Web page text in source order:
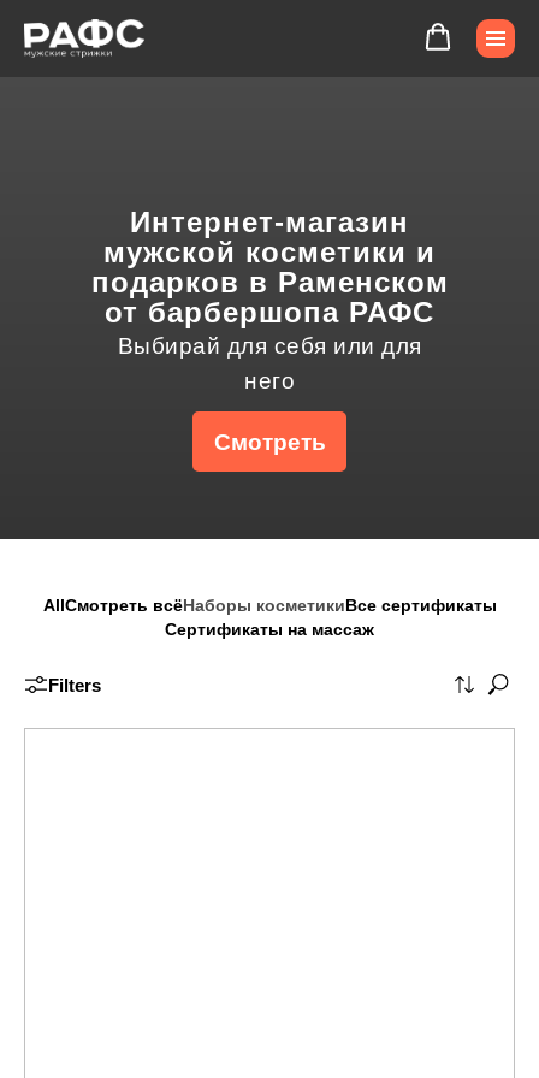
Интернет-магазин
мужской косметики и
подарков в Раменском
от барбершопа РАФС
Выбирай для себя или для
него
Смотреть
AllСмотреть всёНаборы косметикиВсе сертификаты
Сертификаты на массаж
Filters